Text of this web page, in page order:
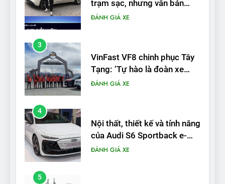
Tạng: ‘Tự hào là đoàn xe
điện Việt Nam đầu tiên lăn
ĐÁNH GIÁ XE
4
Nội thất, thiết kế và tính năng
của Audi S6 Sportback e-
tron
ĐÁNH GIÁ XE
5
VinFast VF8 đạt 4 sao trong
thử nghiệm an toàn NHTSA
tại Mỹ
ĐÁNH GIÁ XE
6